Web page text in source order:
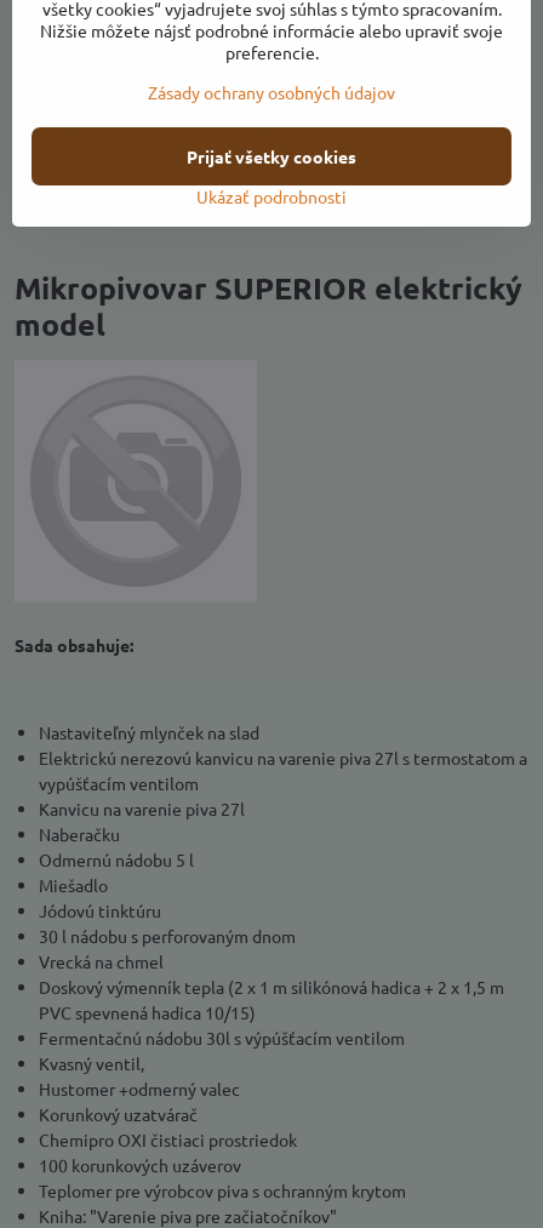
Teplomer pre výrobcov piva s ochranným krytom
Kniha: "Varenie piva pre začiatočníkov"
Mikropivovar SUPERIOR elektrický
model
Sada obsahuje:
Nastaviteľný mlynček na slad
Elektrickú nerezovú kanvicu na varenie piva 27l s termostatom a
vypúšťacím ventilom
Kanvicu na varenie piva 27l
Naberačku
Odmernú nádobu 5 l
Miešadlo
Jódovú tinktúru
30 l nádobu s perforovaným dnom
Vrecká na chmel
Doskový výmenník tepla (2 x 1 m silikónová hadica + 2 x 1,5 m
PVC spevnená hadica 10/15)
Fermentačnú nádobu 30l s výpúšťacím ventilom
Kvasný ventil,
Hustomer +odmerný valec
Korunkový uzatvárač
Chemipro OXI čistiaci prostriedok
100 korunkových uzáverov
Teplomer pre výrobcov piva s ochranným krytom
Kniha: "Varenie piva pre začiatočníkov"
všetky cookies“ vyjadrujete svoj súhlas s týmto spracovaním.
Nižšie môžete nájsť podrobné informácie alebo upraviť svoje
preferencie.
Zásady ochrany osobných údajov
Ukázať podrobnosti
Prijať všetky cookies